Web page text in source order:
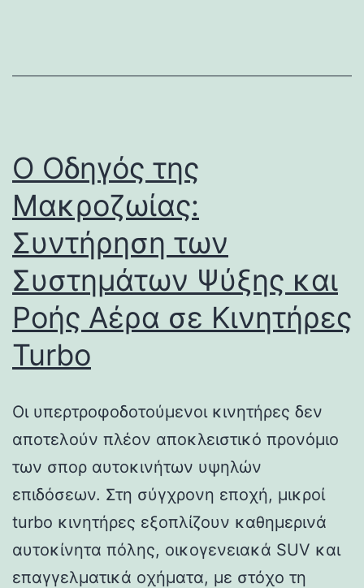
Ο Οδηγός της
Μακροζωίας:
Συντήρηση των
Συστημάτων Ψύξης και
Ροής Αέρα σε Κινητήρες
Turbo
Οι υπερτροφοδοτούμενοι κινητήρες δεν
αποτελούν πλέον αποκλειστικό προνόμιο
των σπορ αυτοκινήτων υψηλών
επιδόσεων. Στη σύγχρονη εποχή, μικροί
turbo κινητήρες εξοπλίζουν καθημερινά
αυτοκίνητα πόλης, οικογενειακά SUV και
επαγγελματικά οχήματα, με στόχο τη